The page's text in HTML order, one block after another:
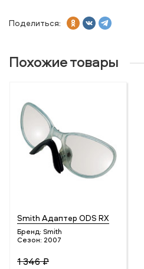
Поделиться:
Похожие товары
Smith Адаптер ODS RX
Бренд: Smith
Сезон: 2007
1 346 ₽